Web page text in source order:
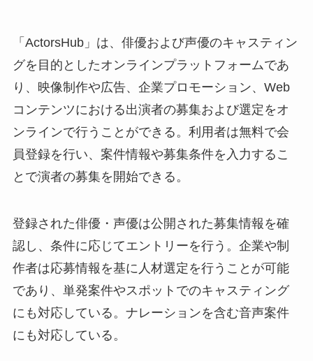
「ActorsHub」は、俳優および声優のキャスティン
グを目的としたオンラインプラットフォームであ
り、映像制作や広告、企業プロモーション、Web
コンテンツにおける出演者の募集および選定をオ
ンラインで行うことができる。利用者は無料で会
員登録を行い、案件情報や募集条件を入力するこ
とで演者の募集を開始できる。
登録された俳優・声優は公開された募集情報を確
認し、条件に応じてエントリーを行う。企業や制
作者は応募情報を基に人材選定を行うことが可能
であり、単発案件やスポットでのキャスティング
にも対応している。ナレーションを含む音声案件
にも対応している。